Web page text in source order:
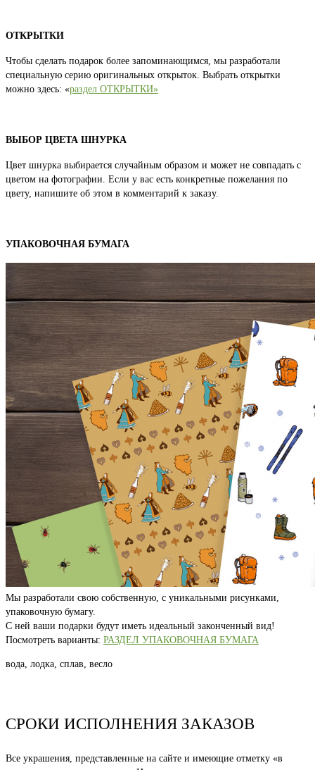
ОТКРЫТКИ
Чтобы сделать подарок более запоминающимся, мы разработали
специальную серию оригинальных открыток. Выбрать открытки
можно здесь: «раздел ОТКРЫТКИ»
ВЫБОР ЦВЕТА ШНУРКА
Цвет шнурка выбирается случайным образом и может не совпадать с
цветом на фотографии. Если у вас есть конкретные пожелания по
цвету, напишите об этом в комментарий к заказу.
УПАКОВОЧНАЯ БУМАГА
Мы разработали свою собственную, с уникальными рисунками,
упаковочную бумагу.
С ней ваши подарки будут иметь идеальный законченный вид!
Посмотреть варианты: РАЗДЕЛ УПАКОВОЧНАЯ БУМАГА
вода, лодка, сплав, весло
СРОКИ ИСПОЛНЕНИЯ ЗАКАЗОВ
Все украшения, представленные на сайте и имеющие отметку «в